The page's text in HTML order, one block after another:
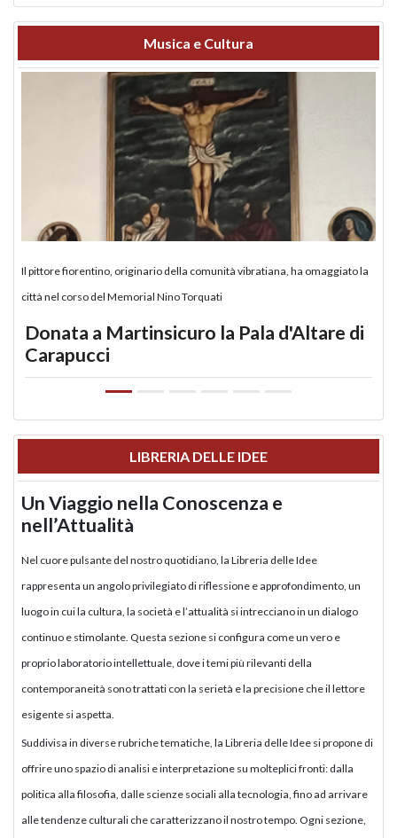
Musica e Cultura
Il pittore fiorentino, originario della comunità vibratiana, ha omaggiato la
città nel corso del Memorial Nino Torquati
Donata a Martinsicuro la Pala d'Altare di
Carapucci
LIBRERIA DELLE IDEE
Un Viaggio nella Conoscenza e
nell’Attualità
Nel cuore pulsante del nostro quotidiano, la Libreria delle Idee
rappresenta un angolo privilegiato di riflessione e approfondimento, un
luogo in cui la cultura, la società e l’attualità si intrecciano in un dialogo
continuo e stimolante. Questa sezione si configura come un vero e
proprio laboratorio intellettuale, dove i temi più rilevanti della
contemporaneità sono trattati con la serietà e la precisione che il lettore
esigente si aspetta.
Suddivisa in diverse rubriche tematiche, la Libreria delle Idee si propone di
offrire uno spazio di analisi e interpretazione su molteplici fronti: dalla
politica alla filosofia, dalle scienze sociali alla tecnologia, fino ad arrivare
alle tendenze culturali che caratterizzano il nostro tempo. Ogni sezione,